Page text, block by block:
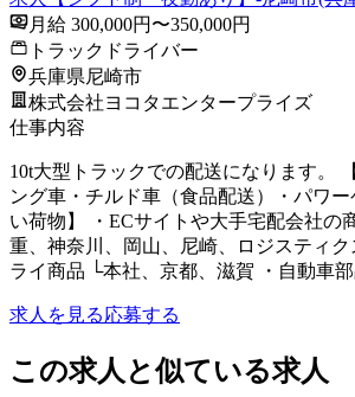
月給 300,000円〜350,000円
トラックドライバー
兵庫県尼崎市
株式会社ヨコタエンタープライズ
仕事内容
10t大型トラックでの配送になります。
ング車・チルド車（食品配送）・パワ
い荷物】 ・ECサイトや大手宅配会社の
重、神奈川、岡山、尼崎、ロジスティ
ライ商品 └本社、京都、滋賀 ・自動車
求人を見る応募する
この求人と似ている求人